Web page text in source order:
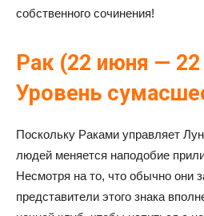
собственного сочинения!
Рак (22 июня —
Уровень
Поскольку Раками управляет
людей меняется наподобие
Несмотря на то, что обычно они
представители этого знака